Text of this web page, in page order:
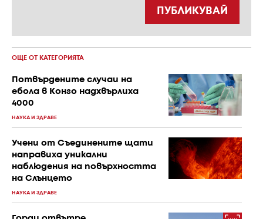
ПУБЛИКУВАЙ
ОЩЕ ОТ КАТЕГОРИЯТА
Потвърдените случаи на
ебола в Конго надхвърлиха
4000
НАУКА И ЗДРАВЕ
Учени от Съединените щати
направиха уникални
наблюдения на повърхността
на Слънцето
НАУКА И ЗДРАВЕ